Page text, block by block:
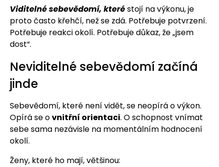
Viditelné sebevědomí, kteréstojí na výkonu, je
proto často křehčí, než se zdá. Potřebuje potvrzení.
Potřebuje reakci okolí. Potřebuje důkaz, že „jsem
dost“.
Neviditelné sebevědomí začíná
jinde
Sebevědomí, které není vidět, se neopírá o výkon.
Opírá se ovnitřní orientaci. O schopnost vnímat
sebe sama nezávisle na momentálním hodnocení
okolí.
Ženy, které ho mají, většinou: